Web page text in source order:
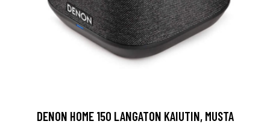
DENON HOME 150 LANGATON KAIUTIN, MUSTA